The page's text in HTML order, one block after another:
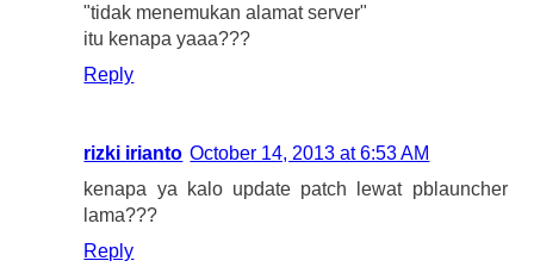
"tidak menemukan alamat server"
itu kenapa yaaa???
Reply
rizki irianto October 14, 2013 at 6:53 AM
kenapa ya kalo update patch lewat pblauncher
lama???
Reply